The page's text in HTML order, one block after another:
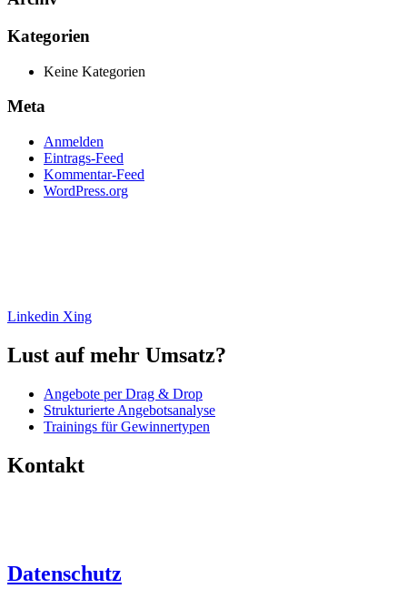
Kategorien
Keine Kategorien
Meta
Anmelden
Eintrags-Feed
Kommentar-Feed
WordPress.org
Linkedin Xing
Lust auf mehr Umsatz?
Angebote per Drag & Drop
Strukturierte Angebotsanalyse
Trainings für Gewinnertypen
Kontakt
Datenschutz